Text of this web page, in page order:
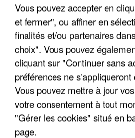
Vous pouvez accepter en
et fermer", ou affiner en
finalités et/ou partenaires
choix". Vous pouvez
cliquant sur "Continuer sans
préférences ne s'appliqueront
Vous pouvez mettre à jour
votre consentement à tout
"Gérer les cookies" situé en
page.